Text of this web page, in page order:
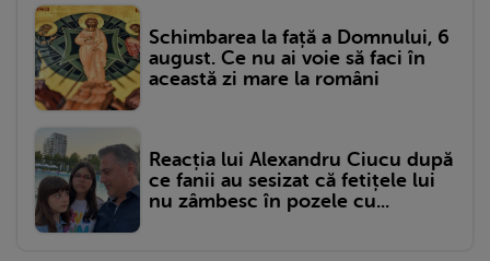
Schimbarea la față a Domnului, 6
august. Ce nu ai voie să faci în
această zi mare la români
Reacția lui Alexandru Ciucu după
ce fanii au sesizat că fetițele lui
nu zâmbesc în pozele cu...